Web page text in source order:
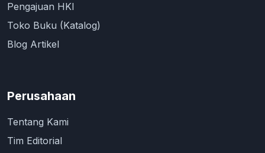
Pengajuan HKI
Toko Buku (Katalog)
Blog Artikel
Perusahaan
Tentang Kami
Tim Editorial